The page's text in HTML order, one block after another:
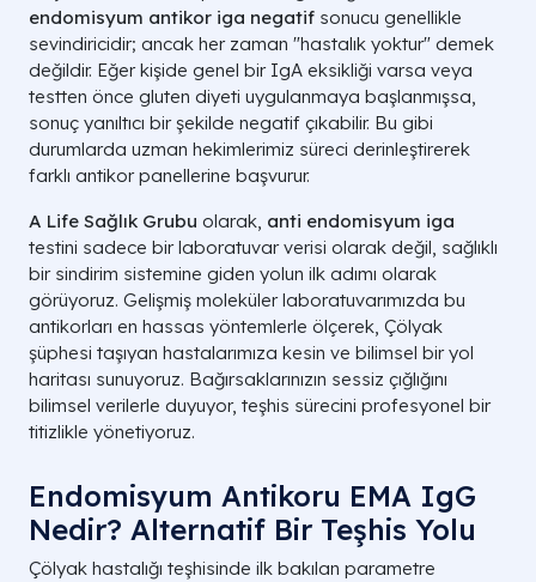
endomisyum antikor iga negatif sonucu genellikle
sevindiricidir; ancak her zaman "hastalık yoktur" demek
değildir. Eğer kişide genel bir IgA eksikliği varsa veya
testten önce gluten diyeti uygulanmaya başlanmışsa,
sonuç yanıltıcı bir şekilde negatif çıkabilir. Bu gibi
durumlarda uzman hekimlerimiz süreci derinleştirerek
farklı antikor panellerine başvurur.
A Life Sağlık Grubu olarak, anti endomisyum iga
testini sadece bir laboratuvar verisi olarak değil, sağlıklı
bir sindirim sistemine giden yolun ilk adımı olarak
görüyoruz. Gelişmiş moleküler laboratuvarımızda bu
antikorları en hassas yöntemlerle ölçerek, Çölyak
şüphesi taşıyan hastalarımıza kesin ve bilimsel bir yol
haritası sunuyoruz. Bağırsaklarınızın sessiz çığlığını
bilimsel verilerle duyuyor, teşhis sürecini profesyonel bir
titizlikle yönetiyoruz.
Endomisyum Antikoru EMA IgG
Nedir? Alternatif Bir Teşhis Yolu
Çölyak hastalığı teşhisinde ilk bakılan parametre